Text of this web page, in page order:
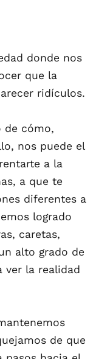
donde nos
que la
ridículos.
de cómo,
nos puede el
a la
a que te
diferentes a
logrado
caretas,
alto grado de
ver la realidad
de que